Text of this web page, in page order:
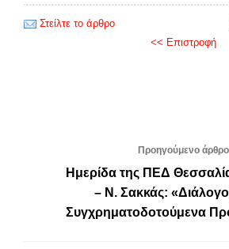
Στείλτε το άρθρο
<< Επιστροφή
Προηγούμενο άρθρο
Ημερίδα της ΠΕΔ
– Ν. Σακκάς:
Συγχρηματοδοτούμενα